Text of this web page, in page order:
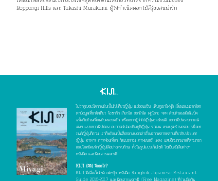
Roppongi Hills และ Takashi Murakami ผู้ให้กำเนิดดอกไม้สีรุ้งแสนน่ารัก
ไม่ว่าคุณจะมีความฝันเป็นไปเที่ยวญี่ปุ่น แช่ออนเซ็น เห็นภูเขาไฟฟูจิ เยี่ยมชมมรดกโลก
หาข้อมูลเที่ยวโตเกียว โอซาก้า เกียวโต ฮอกไกโด ฟุกุโอกะ ฯลฯ ด้วยตัวเองสไตล์แบ็ค
แพ็คกับก๊วนเพื่อนกับครอบครัว หรืออยากรู้ว่าไปญี่ปุ่นช่วงไหนดี อยากมีประสบการณ์
เจ๋งๆ แบบชาวนิปปอน อยากจะไปลองชิมซูชิญี่ปุ่น ราเมน เทมปุระร้านอร่อย หรือเท
รนด์ญี่ปุ่นก็ตาม เราก็พร้อมเป็นสื่อกลางบอกเล่าเรื่องราวหลากหลายเกี่ยวกับประเทศ
ญี่ปุ่น อาหาร การท่องเที่ยว วัฒนธรรม ภาพยนตร์ เพลง และอีกมากมายที่สามารถ
ตอบโจทย์คนรักญี่ปุ่นได้อย่างครบถ้วน ทั้งในรูปแบบเว็บไซต์ โซเชียลมีเดียต่างๆ
หนังสือ และนิตยสารแจกฟรี!
KIJI (คิจิ) คืออะไร?
KIJI คือสื่อเว็บไซต์ เฟซบุ๊ก หนังสือ Bangkok Japanese Restaurant
Guide 2016-2017 และนิตยสารแจกฟรี (Free Magazine) ที่ร่วมมือกัน